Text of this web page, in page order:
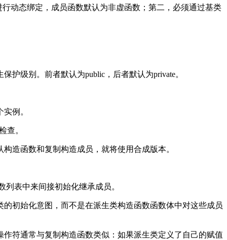
动态绑定，成员函数默认为非虚函数；第二，必须通过基类
护级别。前者默认为public，后者默认为private。
例。
查。
造函数和复制构造成员，就将使用合成版本。
表中来间接初始化继承成员。
初始化意图，而不是在派生类构造函数函数体中对这些成员
符通常与复制构造函数类似：如果派生类定义了自己的赋值